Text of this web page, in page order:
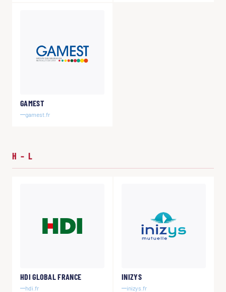
GAMEST
gamest.fr
H – L
HDI GLOBAL FRANCE
hdi.fr
INIZYS
inizys.fr